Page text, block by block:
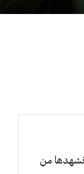
نشهدها من